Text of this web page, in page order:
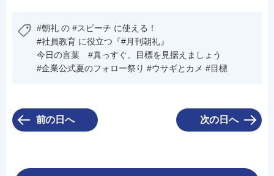
#朝礼 の #スピーチ に使える！
#社員教育 に役立つ『#月刊朝礼』
今日の言葉 #真っすぐ、目標を見据えましょう
#企業公式夏のフォロー祭り #ウサギとカメ #目標
前の日へ 次の日へ